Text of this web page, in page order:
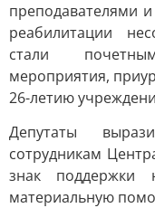
преподавателями
реабилитации
стали
мероприятия,
26-летию
Депутаты
сотрудникам
знак поддержки
материальную